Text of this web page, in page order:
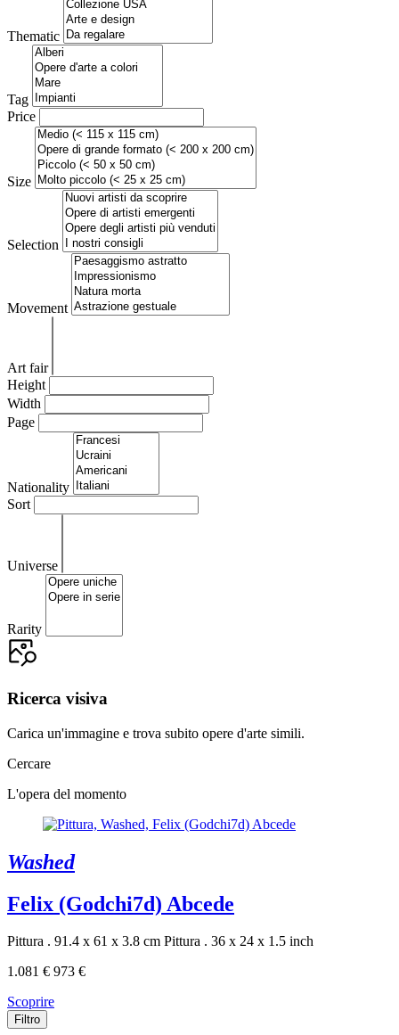
Thematic
Tag
Price
Size
Selection
Movement
Art fair
Height
Width
Page
Nationality
Sort
Universe
Rarity
Ricerca visiva
Carica un'immagine e trova subito opere d'arte simili.
Cercare
L'opera del momento
Washed
Felix (Godchi7d) Abcede
Pittura . 91.4 x 61 x 3.8 cm Pittura . 36 x 24 x 1.5 inch
1.081 € 973 €
Scoprire
Filtro